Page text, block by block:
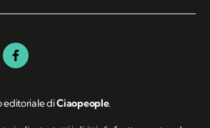
editoriale diCiaopeople.